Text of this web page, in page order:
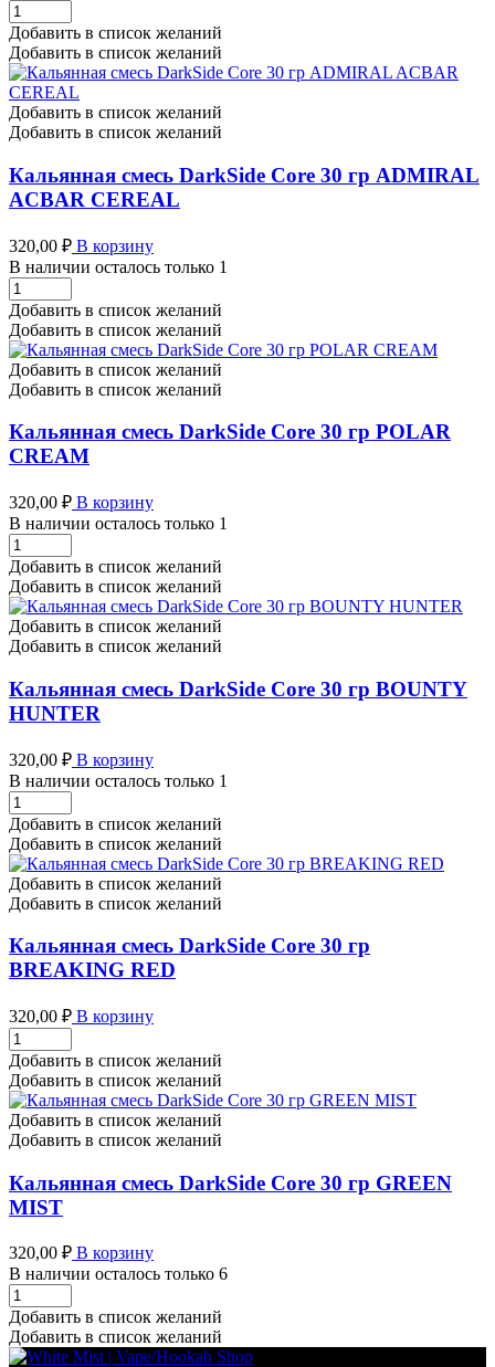
Кальянная
смесь
DarkSide
Core
30
гр
SALBEI
количество
Добавить в список желаний
Добавить в список желаний
Добавить в список желаний
Добавить в список желаний
Кальянная смесь DarkSide Core 30 гр ADMIRAL
ACBAR CEREAL
320,00 ₽ В корзину
В наличии осталось только 1
Кальянная
смесь
DarkSide
Core
30
гр
ADMIRAL
ACBAR
CEREAL
количество
Добавить в список желаний
Добавить в список желаний
Добавить в список желаний
Добавить в список желаний
Кальянная смесь DarkSide Core 30 гр POLAR
CREAM
320,00 ₽ В корзину
В наличии осталось только 1
Кальянная
смесь
DarkSide
Core
30
гр
POLAR
CREAM
количество
Добавить в список желаний
Добавить в список желаний
Добавить в список желаний
Добавить в список желаний
Кальянная смесь DarkSide Core 30 гр BOUNTY
HUNTER
320,00 ₽ В корзину
В наличии осталось только 1
Кальянная
смесь
DarkSide
Core
30
гр
BOUNTY
HUNTER
количество
Добавить в список желаний
Добавить в список желаний
Добавить в список желаний
Добавить в список желаний
Кальянная смесь DarkSide Core 30 гр
BREAKING RED
320,00 ₽ В корзину
Кальянная
смесь
DarkSide
Core
30
гр
BREAKING
RED
количество
Добавить в список желаний
Добавить в список желаний
Добавить в список желаний
Добавить в список желаний
Кальянная смесь DarkSide Core 30 гр GREEN
MIST
320,00 ₽ В корзину
В наличии осталось только 6
Кальянная
смесь
DarkSide
Core
Добавить в список желаний
Добавить в список желаний